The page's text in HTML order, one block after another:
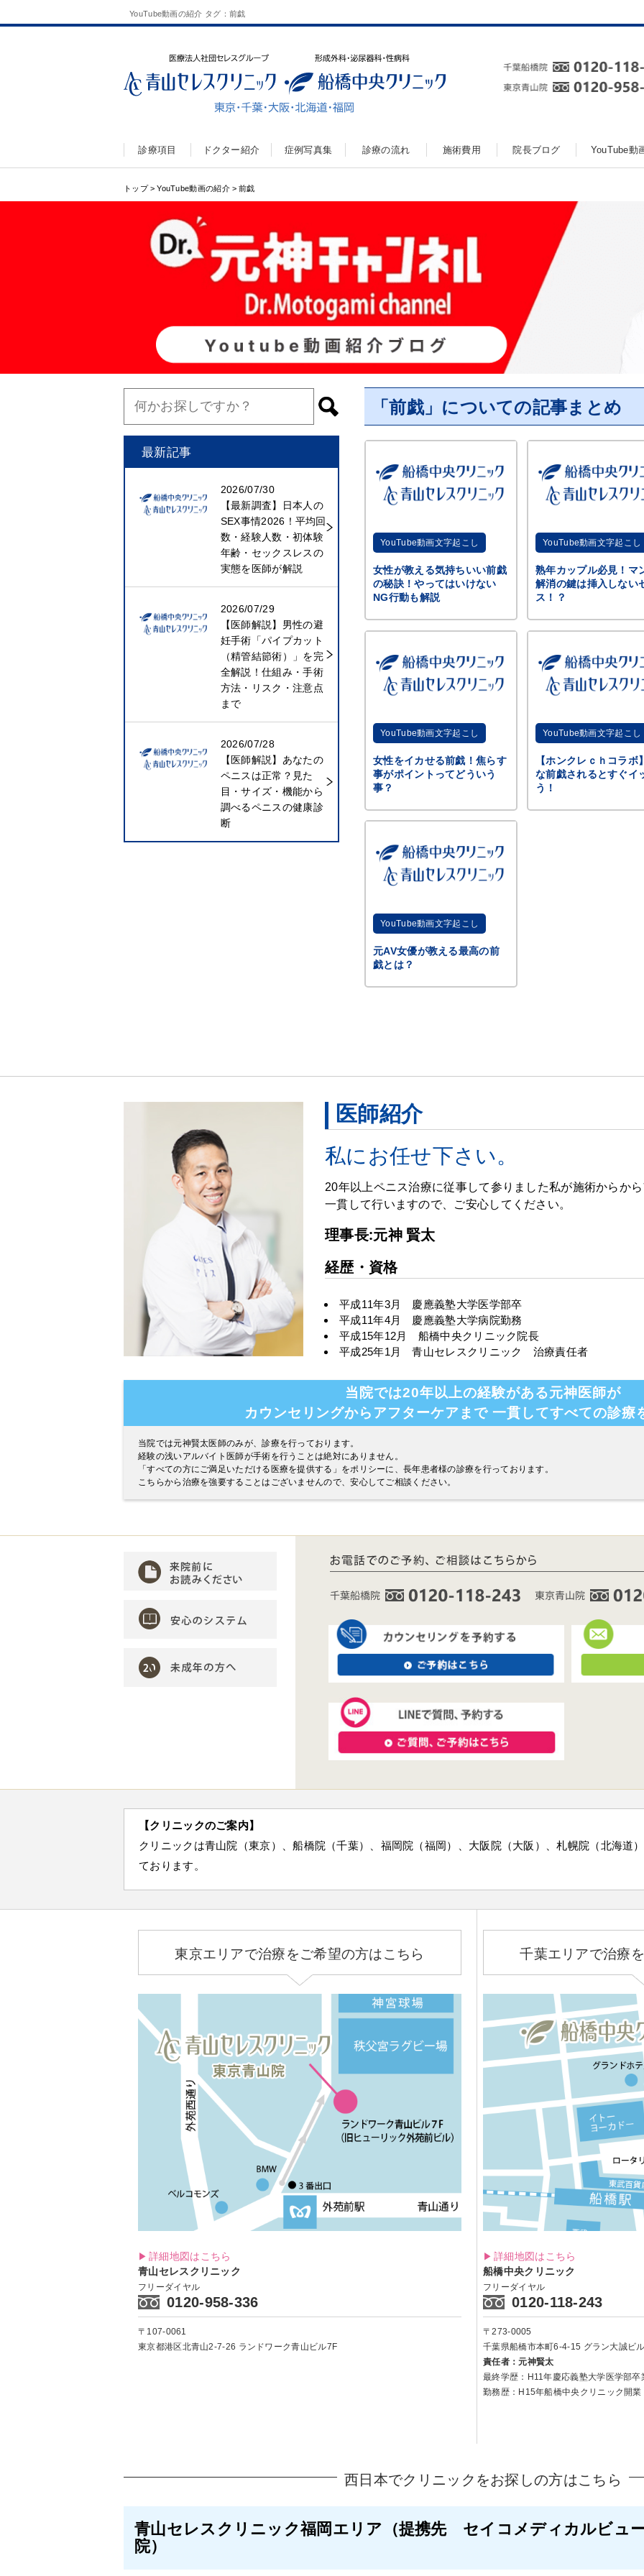
YouTube動画の紹介 タグ：前戯
診療項目 ドクター紹介 症例写真集 診療の流れ 施術費用 院長ブログ YouTube動
トップ > YouTube動画の紹介 > 前戯
「前戯」についての記事まとめ
YouTube動画文字起こし
女性が教える気持ちいい前戯
の秘訣！やってはいけない
NG行動も解説
YouTube動画文字起こし
熟年カップル必見！マ
解消の鍵は挿入しない
ス！？
YouTube動画文字起こし
女性をイカせる前戯！焦らす
事がポイントってどういう
事？
YouTube動画文字起こし
【ホンクレｃｈコラボ
な前戯されるとすぐイ
う！
YouTube動画文字起こし
元AV女優が教える最高の前
戯とは？
最新記事
2026/07/30
【最新調査】日本人の
SEX事情2026！平均回
数・経験人数・初体験
年齢・セックスレスの
実態を医師が解説
2026/07/29
【医師解説】男性の避
妊手術「パイプカット
（精管結節術）」を完
全解説！仕組み・手術
方法・リスク・注意点
まで
2026/07/28
【医師解説】あなたの
ペニスは正常？見た
目・サイズ・機能から
調べるペニスの健康診
断
医師紹介
私にお任せ下さい。
20年以上ペニス治療に従事して参りました私が施術からか
一貫して行いますので、ご安心してください。
理事長:元神 賢太
経歴・資格
平成11年3月 慶應義塾大学医学部卒
平成11年4月 慶應義塾大学病院勤務
平成15年12月 船橋中央クリニック院長
平成25年1月 青山セレスクリニック 治療責任者
当院では20年以上の経験がある元神医師が
カウンセリングからアフターケアまで 一貫してすべての診療
当院では元神賢太医師のみが、診療を行っております。
経験の浅いアルバイト医師が手術を行うことは絶対にありません。
「すべての方にご満足いただける医療を提供する」をポリシーに、長年患者様の診療を行っております。
こちらから治療を強要することはございませんので、安心してご相談ください。
【クリニックのご案内】
クリニックは青山院（東京）、船橋院（千葉）、福岡院（福岡）、大阪院（大阪）、札幌院（北海道
ております。
東京エリアで治療をご希望の方はこちら
詳細地図はこちら
青山セレスクリニック
フリーダイヤル
0120-958-336
〒107-0061
東京都港区北青山2-7-26 ランドワーク青山ビル7F
千葉エリアで治療
詳細地図はこちら
船橋中央クリニック
フリーダイヤル
0120-118-243
〒273-0005
千葉県船橋市本町6-4-15 グラン大誠ビ
責任者：元神賢太
最終学歴：H11年慶応義塾大学医学部卒
勤務歴：H15年船橋中央クリニック開業
西日本でクリニックをお探しの方はこちら
青山セレスクリニック福岡エリア （提携先 セイコメディカルビュ
院）